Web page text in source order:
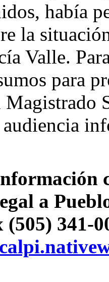
había
la
Valle.
para
a
(505) 341-